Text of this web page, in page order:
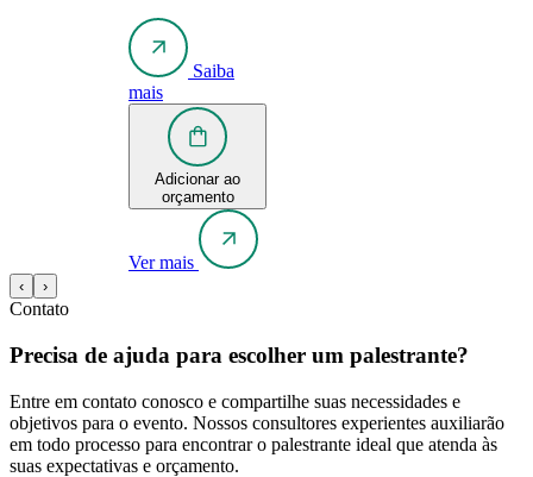
Saiba
mais
Adicionar ao
orçamento
Ver mais
‹ ›
Contato
Precisa de ajuda para escolher um palestrante?
Entre em contato conosco e compartilhe suas necessidades e
objetivos para o evento. Nossos consultores experientes auxiliarão
em todo processo para encontrar o palestrante ideal que atenda às
suas expectativas e orçamento.